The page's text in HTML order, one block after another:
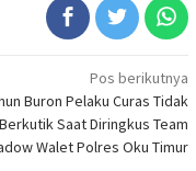
Pos berikutnya
Buron Pelaku Curas Tidak
Berkutik Saat Diringkus Team
Walet Polres Oku Timur